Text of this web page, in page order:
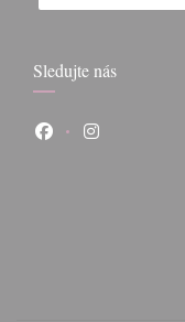
Sledujte nás
FacebookInstagram